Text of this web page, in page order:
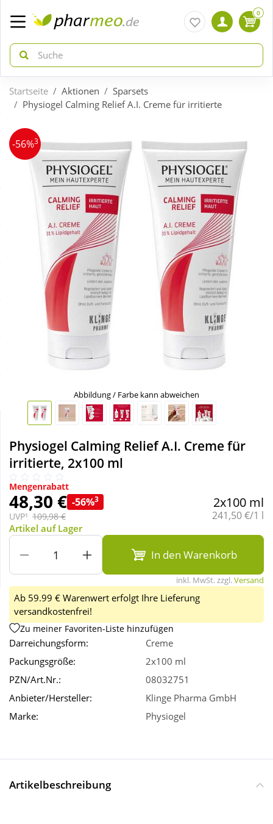
zurück
ÜBERSICHT AKTIONEN
Aktuelle Coupons
Gratis dazu
Schnäppchen
Täglich gut versorgt
zurück
ÜBERSICHT KATEGORIEN
Arzneimittel
Bio & Genuss
Körperpflege & Kosmetik
Liebe & Erotik
Mutter & Kind
Nahrungsergänzung
Sanitätshaus
Sport & Fitness
Wellness
0
Startseite Aktionen
Sparsets
Physiogel Calming Relief A.I. Creme für irritierte
-56%3
Abbildung / Farbe kann abweichen
Physiogel Calming Relief A.I. Creme für
irritierte, 2x100 ml
Mengenrabatt
48,30 € -56%3
UVP¹ 109,98 €
2x100 ml
Grundpreis:
241,50 €/1 l
Artikel auf Lager
In den Warenkorb
inkl. MwSt. zzgl.Versand
Ab 59.99 € Warenwert erfolgt Ihre Lieferung
versandkostenfrei!
Zu meiner Favoriten-Liste hinzufügen
Darreichungsform:
Creme
Packungsgröße:
2x100 ml
PZN/Art.Nr.:
08032751
Anbieter/Hersteller:
Klinge Pharma GmbH
Marke:
Physiogel
Artikelbeschreibung